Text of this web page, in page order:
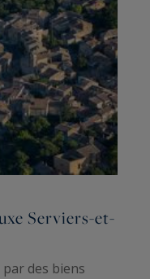
Serviers-et-
des biens